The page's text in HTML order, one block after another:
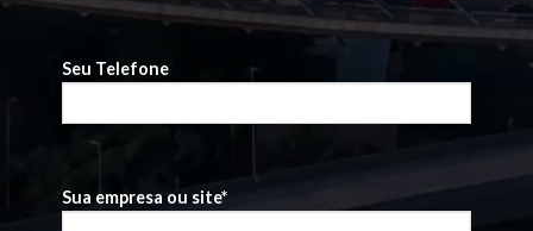
Seu Telefone
Sua empresa ou site*